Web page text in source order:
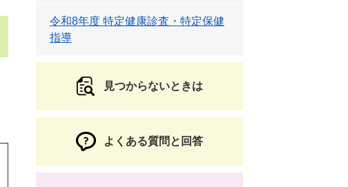
令和8年度 特定健康診査・特定保健
指導
見つからないときは
よくある質問と回答